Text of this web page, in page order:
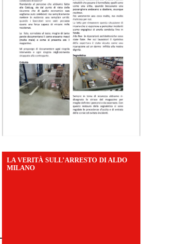
LA VERITÀ SULL’ARRESTO DI ALDO
MILANO